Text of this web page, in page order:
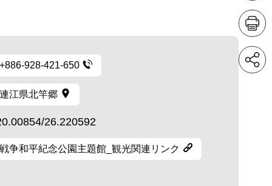
928-421-650
江県北竿郷
26.220592
争和平紀念公園主題館_観光関連リンク